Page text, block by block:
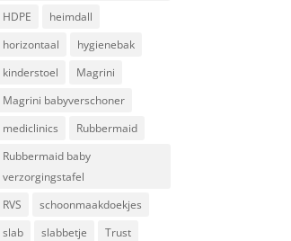
HDPE
heimdall
horizontaal
hygienebak
kinderstoel
Magrini
Magrini babyverschoner
mediclinics
Rubbermaid
Rubbermaid baby
verzorgingstafel
RVS
schoonmaakdoekjes
slab
slabbetje
Trust